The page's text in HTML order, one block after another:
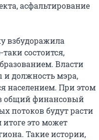
асфальтирование
взбудоражила
состоится,
Власти
и должность мэра,
населением. При этом
общий финансовый
потоков будут расти
это может
Такие истории,